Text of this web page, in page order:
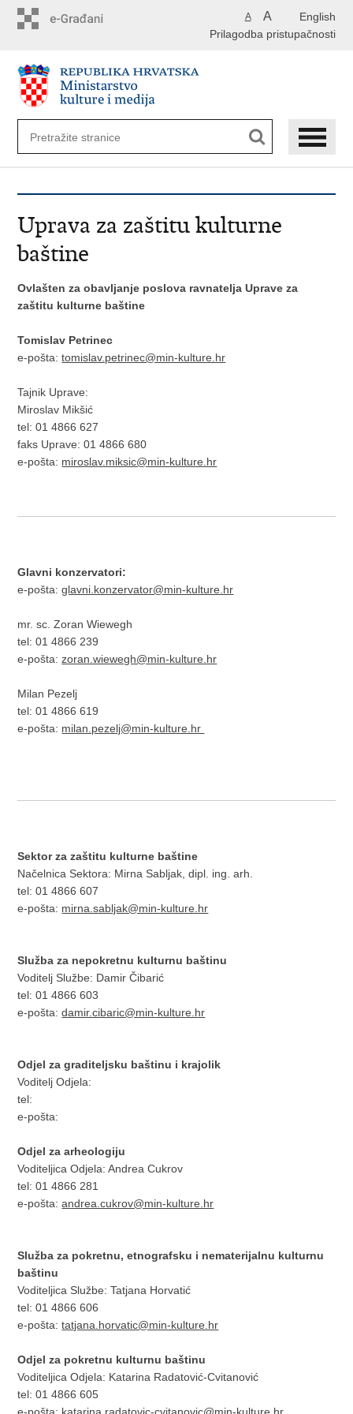
English
A A
Prilagodba pristupačnosti
Uprava za zaštitu kulturne
baštine
Ovlašten za obavljanje poslova ravnatelja Uprave za
zaštitu kulturne baštine
Tomislav Petrinec
e-pošta:tomislav.petrinec@min-kulture.hr
Tajnik Uprave:
Miroslav Mikšić
tel: 01 4866 627
faks Uprave: 01 4866 680
e-pošta: miroslav.miksic@min-kulture.hr
Glavni konzervatori:
e-pošta:glavni.konzervator@min-kulture.hr
mr. sc. Zoran Wiewegh
tel: 01 4866 239
e-pošta:zoran.wiewegh@min-kulture.hr
Milan Pezelj
tel: 01 4866 619
e-pošta: milan.pezelj@min-kulture.hr​
Sektor za zaštitu kulturne baštine
Načelnica Sektora: Mirna Sabljak, dipl. ing. arh.
tel: 01 4866 607
e-pošta: mirna.sabljak@min-kulture.hr
Služba za nepokretnu kulturnu baštinu
Voditelj Službe: Damir Čibarić
tel: 01 4866 603
e-pošta:damir.cibaric@min-kulture.hr
Odjel za graditeljsku baštinu i krajolik
Voditelj Odjela:
tel:
e-pošta:
Odjel za arheologiju
Voditeljica Odjela: Andrea Cukrov
tel: 01 4866 281
e-pošta:andrea.cukrov@min-kulture.hr
Služba za pokretnu, etnografsku i nematerijalnu kulturnu
baštinu
Voditeljica Službe: Tatjana Horvatić
tel: 01 4866 606
e-pošta:tatjana.horvatic@min-kulture.hr
Odjel za pokretnu kulturnu baštinu
Voditeljica Odjela: Katarina Radatović-Cvitanović
tel: 01 4866 605